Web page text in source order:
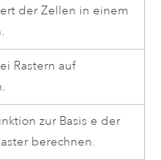
der Zellen in einem
Rastern auf
zur Basis e der
berechnen.